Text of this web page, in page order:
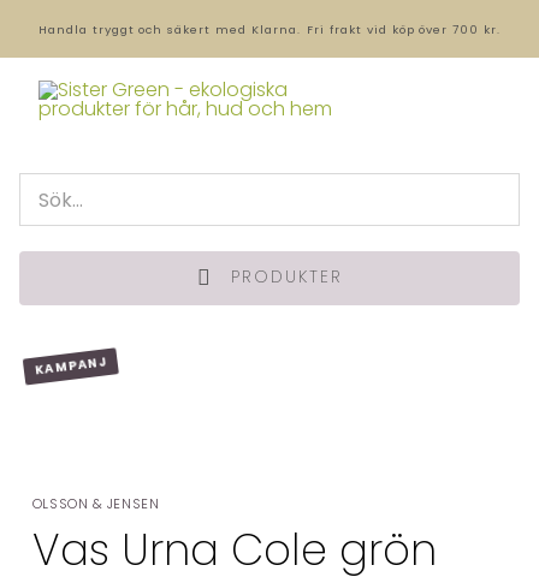
Handla tryggt och säkert med Klarna. Fri frakt vid köp över 700 kr.
PRODUKTER
KAMPANJ
OLSSON & JENSEN
Vas Urna Cole grön